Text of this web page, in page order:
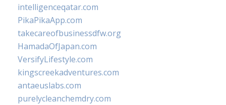
intelligenceqatar.com
PikaPikaApp.com
takecareofbusinessdfw.org
HamadaOfJapan.com
VersifyLifestyle.com
kingscreekadventures.com
antaeuslabs.com
purelycleanchemdry.com